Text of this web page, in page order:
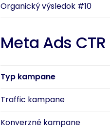
Organický výsledok #10
Meta Ads
Typ kampane
Traffic kampane
Konverzné kampane